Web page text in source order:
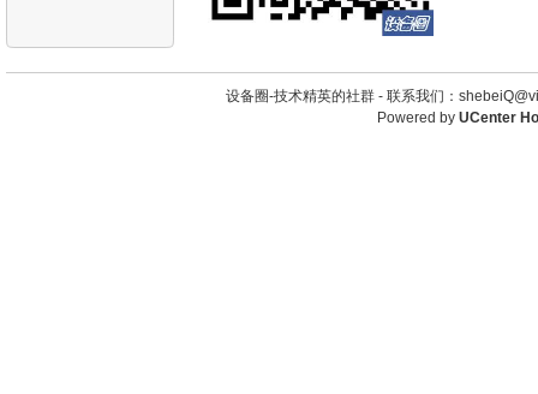
设备圈-技术精英的社群 - 联系我们：
Powered by UCenter